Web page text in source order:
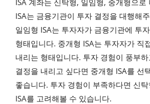
ISA는 금융기관이 투자 결정을 대행해
일임형 ISA는 투자자가 금융기관에 투
형태입니다. 중개형 ISA는 투자자가 직
내리는 형태입니다. 투자 경험이 풍부
결정을 내리고 싶다면 중개형 ISA를 선
좋습니다. 투자 경험이 부족하다면 신
ISA를 고려해볼 수 있습니다.